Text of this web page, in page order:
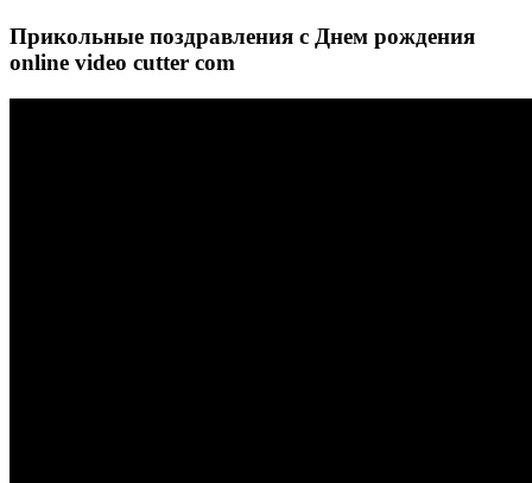
Прикольные поздравления с Днем рождения
online video cutter com